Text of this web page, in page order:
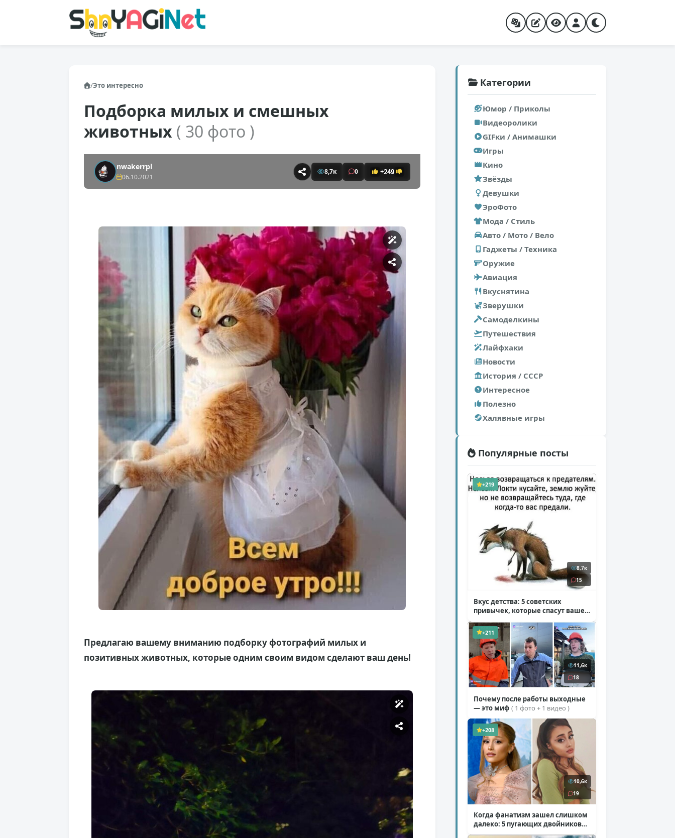
/Это интересно
Подборка милых и смешных
животных ( 30 фото )
nwakerrpl
06.10.2021
8,7к 0 +249
Предлагаю вашему вниманию подборку фотографий милых и
позитивных животных, которые одним своим видом сделают ваш день!
Категории
Юмор / Приколы
Видеоролики
GIFки / Анимашки
Игры
Кино
Звёзды
Девушки
ЭроФото
Мода / Стиль
Авто / Мото / Вело
Гаджеты / Техника
Оружие
Авиация
Вкуснятина
Зверушки
Самоделкины
Путешествия
Лайфхаки
Новости
История / СССР
Интересное
Полезно
Халявные игры
Популярные посты
+219
8,7к
15
Вкус детства: 5 советских
привычек, которые спасут ваше
+211
11,6к
18
Почему после работы выходные
— это миф ( 1 фото + 1 видео )
+208
10,6к
19
Когда фанатизм зашел слишком
далеко: 5 пугающих двойников
звезд( 10 фото )